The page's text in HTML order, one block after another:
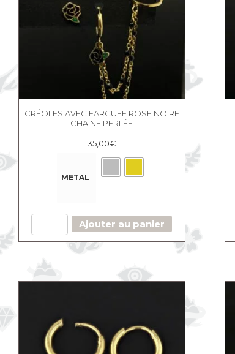
CRÉOLES AVEC EARCUFF ROSE NOIRE
CHAINE PERLÉE
35,00€
METAL
quantité
Créoles
avec
earcuff
noire
Ajouter au panier